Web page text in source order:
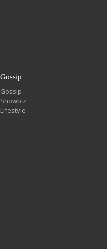
Gossip
Gossip
Showbiz
Lifestyle